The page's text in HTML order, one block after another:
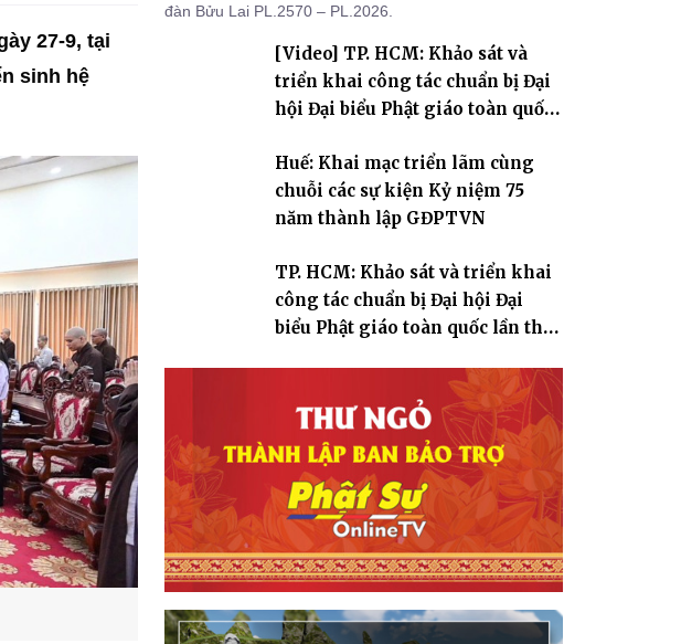
27-9, tại
sinh hệ
đàn Bửu Lai PL.2570 – PL.2026.
[Video] TP. HCM: Khảo sát và
triển khai công tác chuẩn bị Đại
hội Đại biểu Phật giáo toàn quốc
Huế: Khai mạc triển lãm cùng
chuỗi các sự kiện Kỷ niệm 75
năm thành lập GĐPTVN
TP. HCM: Khảo sát và triển khai
công tác chuẩn bị Đại hội Đại
biểu Phật giáo toàn quốc lần thứ